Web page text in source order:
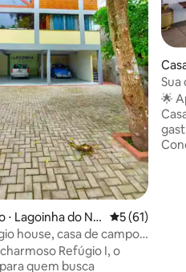
⋅ Lagoinha do No
5 de uma
5 (61)
house, casa de campo à
Refúgio I, o
quem busca
Sua
🌟
Casa na